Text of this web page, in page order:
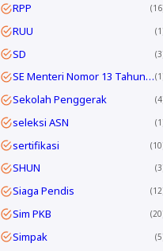
RPP 16
RUU 1
SD 3
SE Menteri Nomor 13 Tahun 2025 1
Sekolah Penggerak 4
seleksi ASN 1
sertifikasi 10
SHUN 3
Siaga Pendis 12
Sim PKB 20
Simpak 5